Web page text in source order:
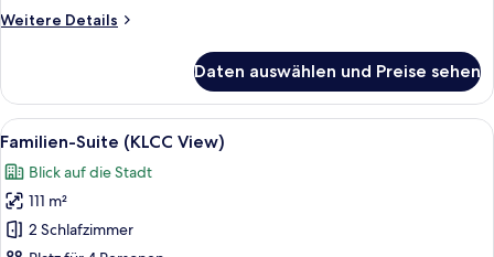
anzeigen
Weitere Details
Weitere
1
Schlafzimmer
(KLCC
Daten auswählen und Preise sehen
Alle
Fotos
für
Familien-
Suite
Familien-Suite (KLCC View) | Blick auf
9
Familien-Suite (KLCC View)
Blick auf die Stadt
111 m²
2 Schlafzimmer